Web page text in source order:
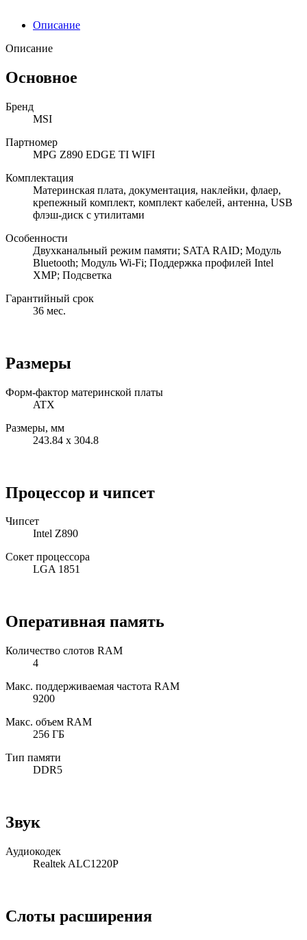
Описание
Описание
Основное
Бренд
MSI
Партномер
MPG Z890 EDGE TI WIFI
Комплектация
Материнская плата, документация, наклейки, флаер,
крепежный комплект, комплект кабелей, антенна, USB
флэш-диск с утилитами
Особенности
Двухканальный режим памяти; SATA RAID; Модуль
Bluetooth; Модуль Wi-Fi; Поддержка профилей Intel
XMP; Подсветка
Гарантийный срок
36 мес.
Размеры
Форм-фактор материнской платы
ATX
Размеры, мм
243.84 х 304.8
Процессор и чипсет
Чипсет
Intel Z890
Сокет процессора
LGA 1851
Оперативная память
Количество слотов RAM
4
Макс. поддерживаемая частота RAM
9200
Макс. объем RAM
256 ГБ
Тип памяти
DDR5
Звук
Аудиокодек
Realtek ALC1220P
Слоты расширения